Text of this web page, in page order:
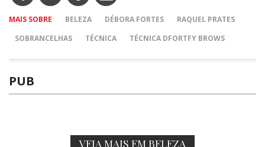
MAIS SOBRE BELEZA DÉBORA FORTES
RAQUEL PRATES
SOBRANCELHAS
TÉCNICA TÉCNICA DFORTFY BROWS
PUB
VEJA MAIS EM BELEZA